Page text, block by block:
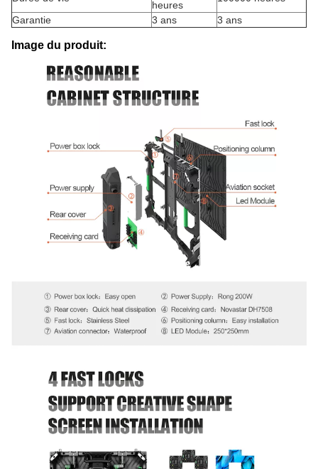
heures
Garantie
3 ans 3 ans
Image du produit: